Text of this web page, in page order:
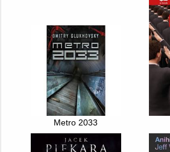
Metro 2033